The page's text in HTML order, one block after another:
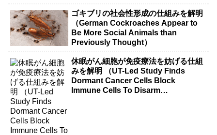
ゴキブリの社会性形成の仕組みを解明
（German Cockroaches Appear to
Be More Social Animals than
Previously Thought）
休眠がん細胞が免疫療法を妨げる仕組
みを解明 （UT-Led Study Finds
Dormant Cancer Cells Block
Immune Cells To Disarm